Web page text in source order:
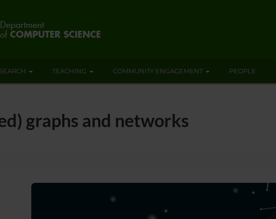
TEACHING COMMUNITY ENGAGEMENT PEOPLE
graphs and networks